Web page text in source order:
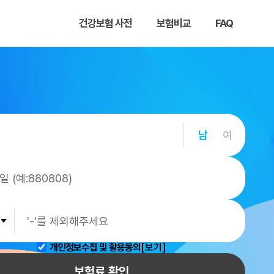
건강보험 사전 보험비교 FAQ
남 여
개인정보수집 및 활용동의 [보기]